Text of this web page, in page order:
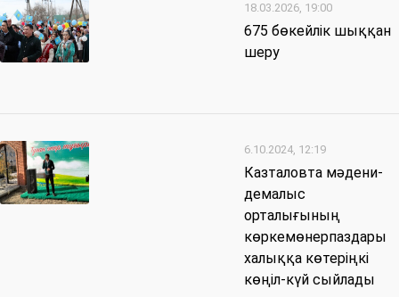
18.03.2026, 19:00
675 бөкейлік шыққан
шеру
6.10.2024, 12:19
Казталовта мәдени-
демалыс
орталығының
көркемөнерпаздары
халыққа көтеріңкі
көңіл-күй сыйлады